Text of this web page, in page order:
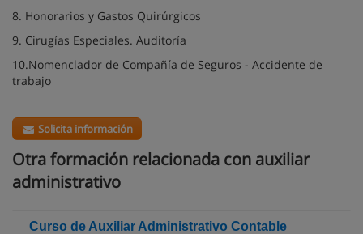
8. Honorarios y Gastos Quirúrgicos
9. Cirugías Especiales. Auditoría
10.Nomenclador de Compañía de Seguros - Accidente de
trabajo
Solicita información
Otra formación relacionada con auxiliar
administrativo
Curso de Auxiliar Administrativo Contable